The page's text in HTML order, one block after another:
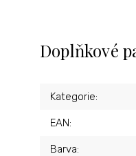
Doplňkové
Kategorie:
EAN:
Barva: